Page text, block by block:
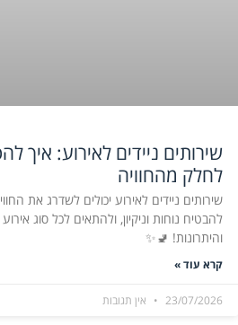
שירותים ניידים לאירוע: איך
לחלק מהחוויה
שירותים ניידים לאירוע יכולים לשדרג את
להבטיח נוחות וניקיון, ולהתאים לכל סוג
והיתרונות! 🚽✨
קרא עוד »
23/07/2026 אין תגובות